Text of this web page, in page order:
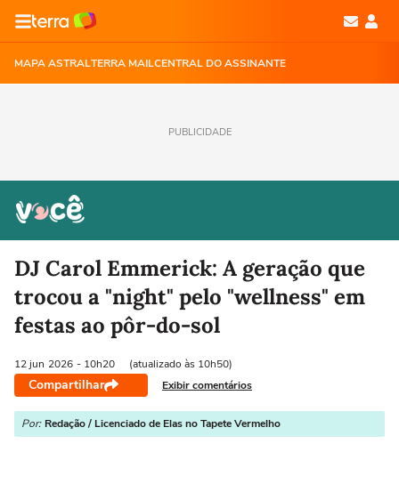
MAPA ASTRALTERRA MAILCENTRAL DO ASSINANTE
PUBLICIDADE
DJ Carol Emmerick: A geração que
trocou a "night" pelo "wellness" em
festas ao pôr-do-sol
12 jun 2026 - 10h20 (atualizado às 10h50)
Compartilhar Exibir comentários
Por: Redação / Licenciado de Elas no Tapete Vermelho